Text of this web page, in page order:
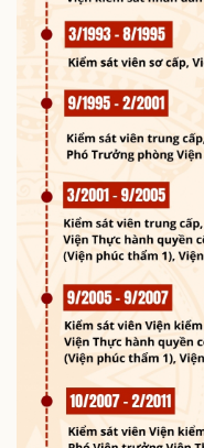
Pháp luật
Vụ án
Tin nóng
Tư vấn luật
Thể thao
Bóng đá
Lịch thi đấu bóng đá
Thế giới thể thao
eSports
Hậu trường